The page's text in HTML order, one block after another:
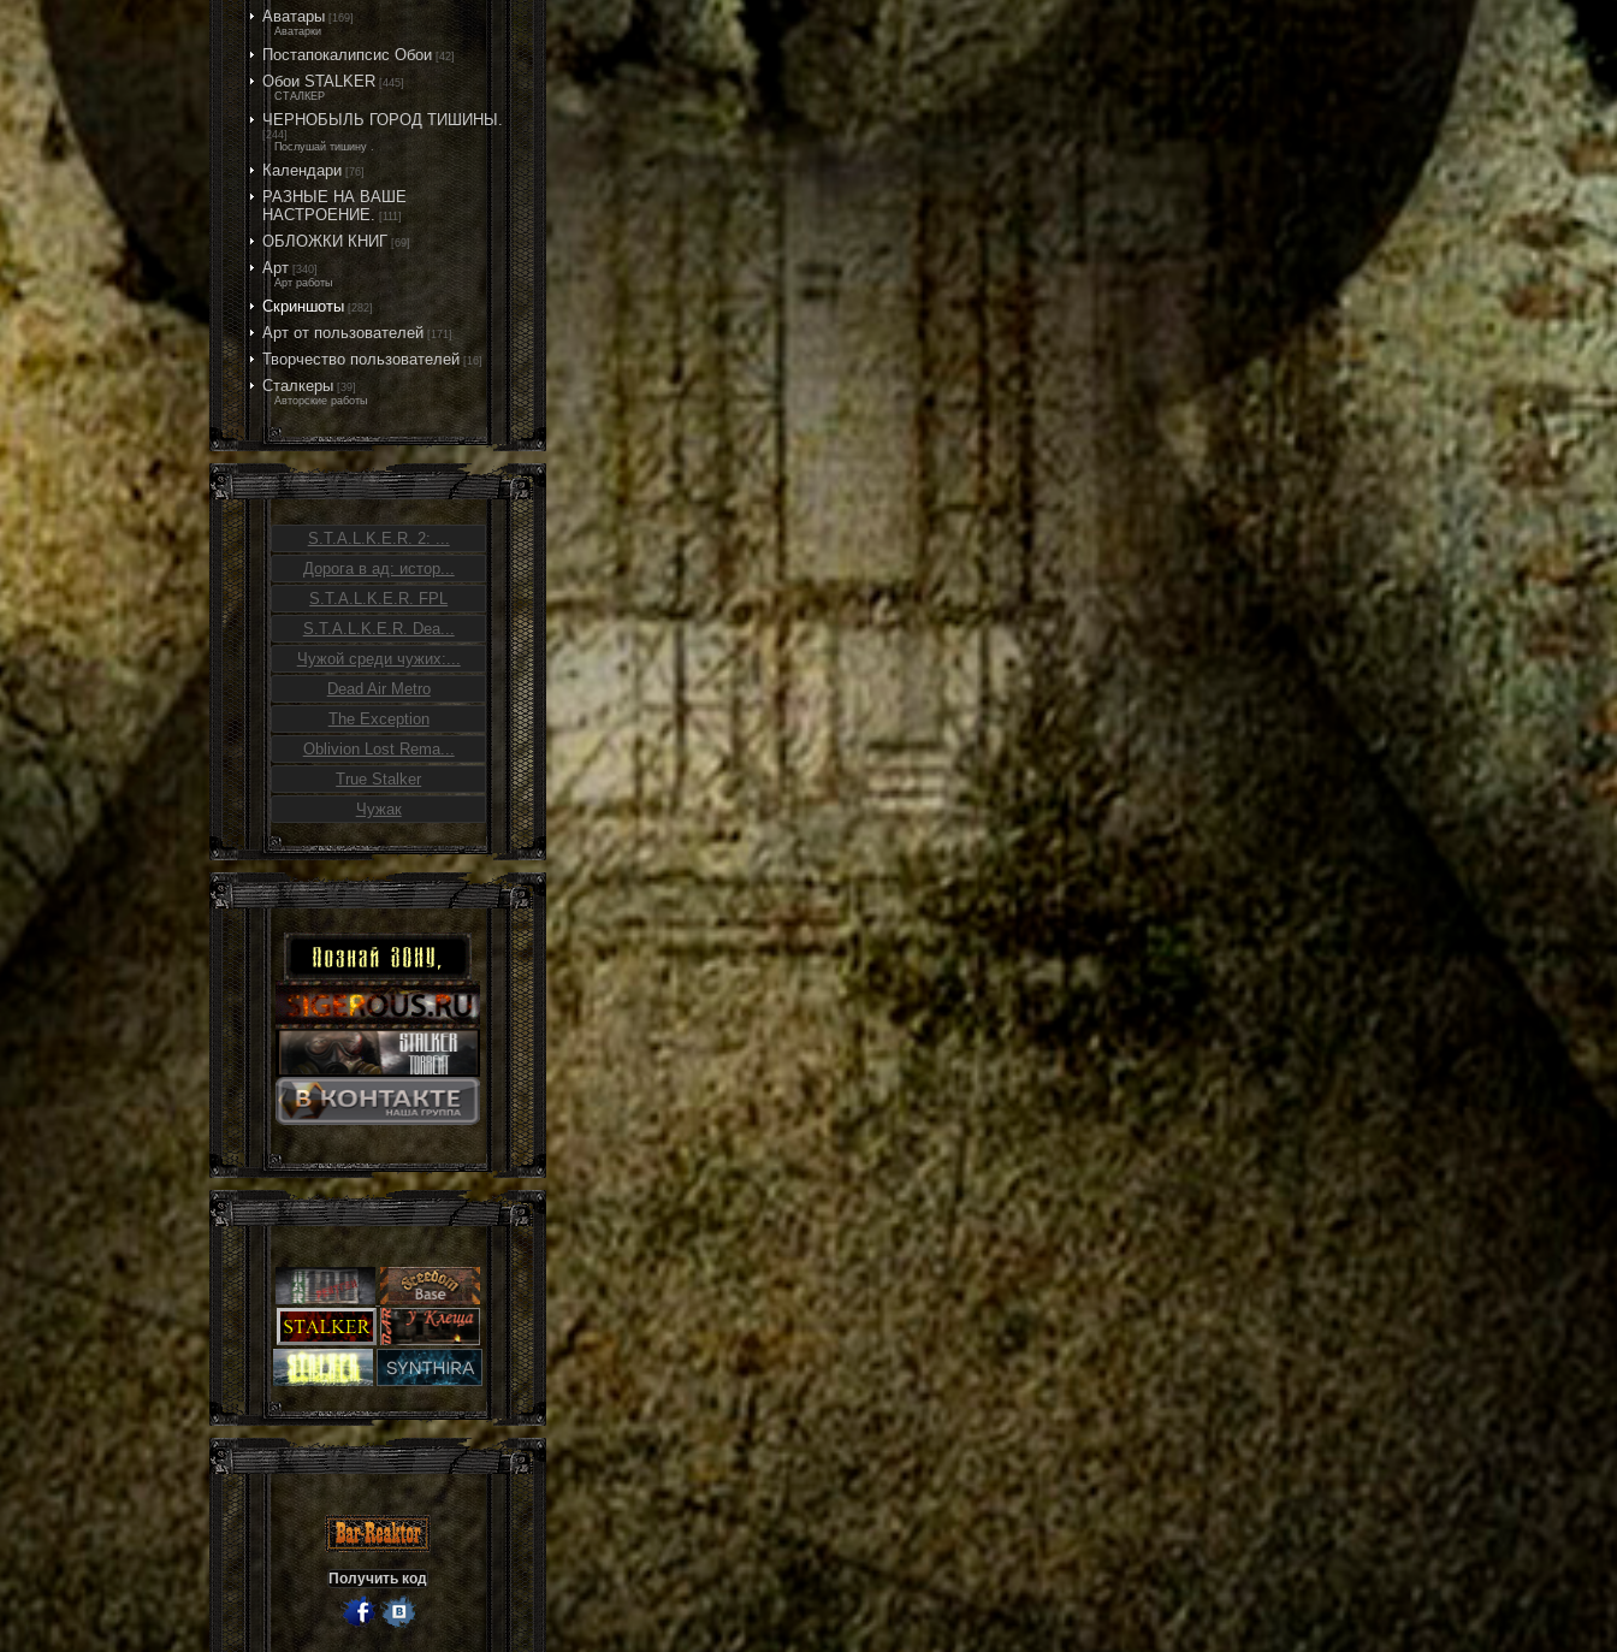
Аватары [169]
Аватарки
Постапокалипсис Обои [42]
Обои STALKER [445]
СТАЛКЕР
ЧЕРНОБЫЛЬ ГОРОД ТИШИНЫ.
[244]
Послушай тишину .
Календари [76]
РАЗНЫЕ НА ВАШЕ
НАСТРОЕНИЕ. [111]
ОБЛОЖКИ КНИГ [69]
Арт [340]
Арт работы
Скриншоты [282]
Арт от пользователей [171]
Творчество пользователей [16]
Сталкеры [39]
Авторские работы
S.T.A.L.K.E.R. 2: ...
Дорога в ад: истор...
S.T.A.L.K.E.R. FPL
S.T.A.L.K.E.R. Dea...
Чужой среди чужих:...
Dead Air Metro
The Exception
Oblivion Lost Rema...
True Stalker
Чужак